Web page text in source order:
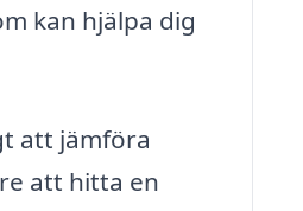
kan hjälpa dig
att jämföra
att hitta en